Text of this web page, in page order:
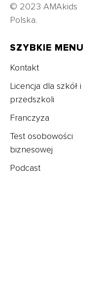
© 2023 AMAkids
Polska.
SZYBKIE MENU
Kontakt
Licencja dla szkół i
przedszkoli
Franczyza
Test osobowości
biznesowej
Podcast